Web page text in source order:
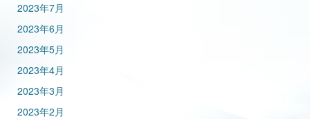
2023年7月
2023年6月
2023年5月
2023年4月
2023年3月
2023年2月